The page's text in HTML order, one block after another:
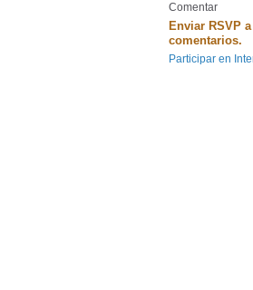
Comentar
Enviar RSVP
comentarios.
Participar en